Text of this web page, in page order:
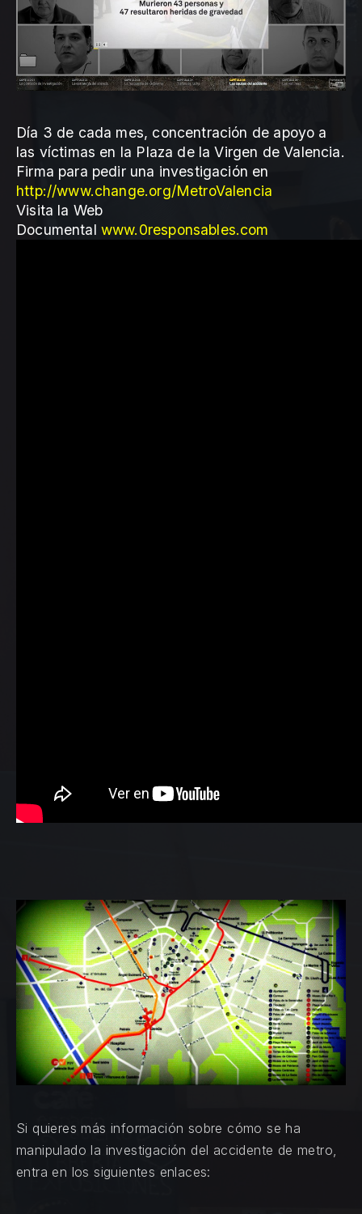
Día 3 de cada mes, concentración de apoyo a
las víctimas en la Plaza de la Virgen de Valencia.
Firma para pedir una investigación en
http://www.change.org/MetroValencia
Visita la Web
Documental www.0responsables.com
Si quieres más información sobre cómo se ha
manipulado la investigación del accidente de metro,
entra en los siguientes enlaces: